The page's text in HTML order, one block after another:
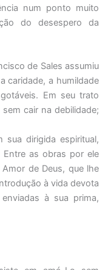
num ponto muito
do desespero da
de Sales assumiu
caridade, a humildade
Em seu trato
cair na debilidade;
sua dirigida espiritual,
as obras por ele
de Deus, que lhe
à vida devota
à sua prima,